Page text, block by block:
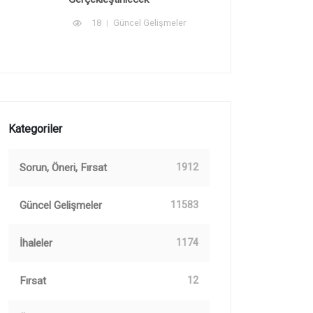
18 Güncel Gelişmeler
Kategoriler
Sorun, Öneri, Fırsat 1912
Güncel Gelişmeler 11583
İhaleler 1174
Fırsat 12